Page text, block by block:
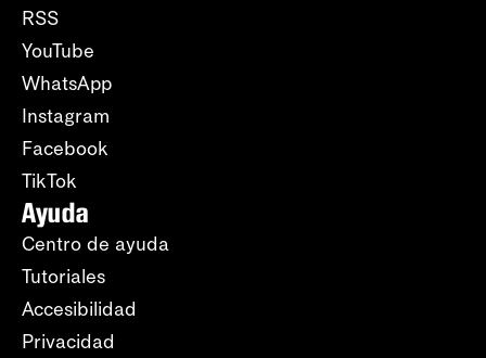
RSS
YouTube
WhatsApp
Instagram
Facebook
TikTok
Ayuda
Centro de ayuda
Tutoriales
Accesibilidad
Privacidad